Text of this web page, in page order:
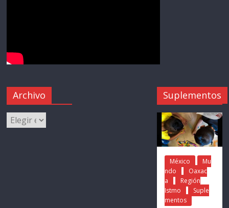
Archivo Suplementos
México
Mu
ndo
Oaxac
a
Región
Istmo
Suple
mentos